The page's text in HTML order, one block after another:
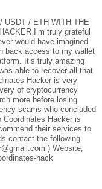
USDT / ETH WITH THE
I’m truly grateful
would have imagined
back access to my wallet
It’s truly amazing
able to recover all that
Hacker is very
of cryptocurrency
more before losing
scams who concluded
Hacker is
their services to
contact the following
) Website;
hack